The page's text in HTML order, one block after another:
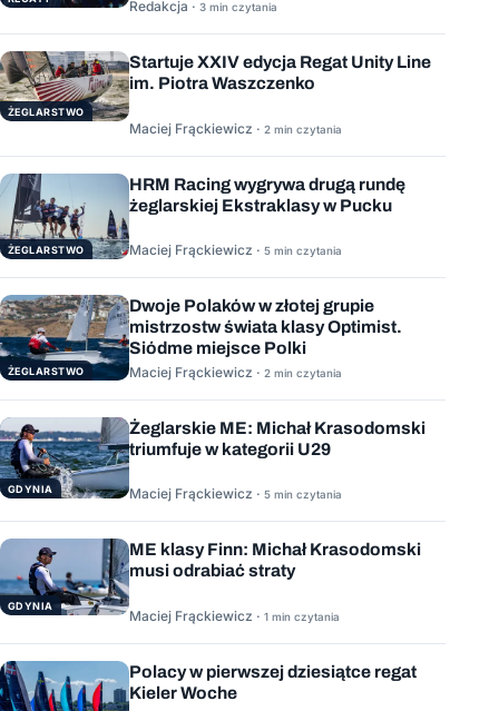
Redakcja · 3 min czytania
ŻEGLARSTWO
Startuje XXIV edycja Regat Unity Line
im. Piotra Waszczenko
Maciej Frąckiewicz · 2 min czytania
ŻEGLARSTWO
HRM Racing wygrywa drugą rundę
żeglarskiej Ekstraklasy w Pucku
Maciej Frąckiewicz · 5 min czytania
ŻEGLARSTWO
Dwoje Polaków w złotej grupie
mistrzostw świata klasy Optimist.
Siódme miejsce Polki
Maciej Frąckiewicz · 2 min czytania
GDYNIA
Żeglarskie ME: Michał Krasodomski
triumfuje w kategorii U29
Maciej Frąckiewicz · 5 min czytania
GDYNIA
ME klasy Finn: Michał Krasodomski
musi odrabiać straty
Maciej Frąckiewicz · 1 min czytania
Polacy w pierwszej dziesiątce regat
Kieler Woche